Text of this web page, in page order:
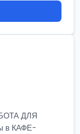
ДЛЯ
в КАФЕ-